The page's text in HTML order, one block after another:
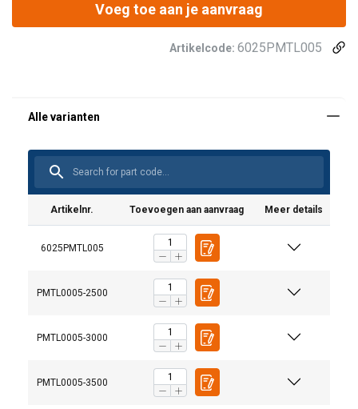
Voeg toe aan je aanvraag
Artikelcode: 6025PMTL005
Artikelnr. Toevoegen aan aanvraag Meer details
6025PMTL005
PMTL0005-2500
PMTL0005-3000
PMTL0005-3500